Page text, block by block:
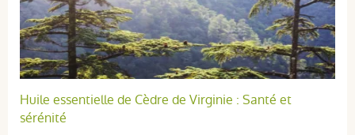
anonymous a.publié le 17 octobre 2022 suite à une commande
du 09 septembre 2022
5 / 5
Produit très performant pour les yeux secs. Ça fait trois
anees que je l’ utilise et il m’a été extrêmement pratique
Huile essentielle de Cèdre de Virginie : Santé et
sérénité